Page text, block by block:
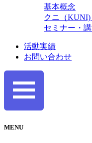
基本概念
クニ（
セミナー・
活動実績
お問い合わせ
MENU